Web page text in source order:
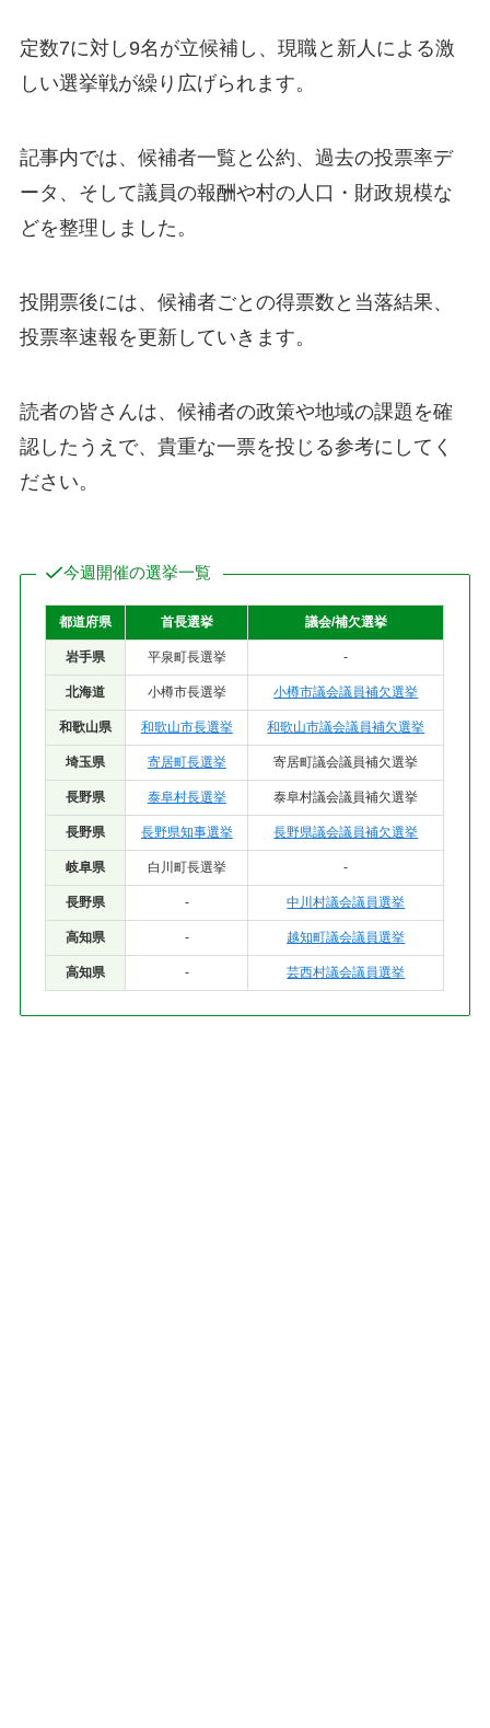
定数7に対し9名が立候補し、現職と新人による激
しい選挙戦が繰り広げられます。
記事内では、候補者一覧と公約、過去の投票率デ
ータ、そして議員の報酬や村の人口・財政規模な
どを整理しました。
投開票後には、候補者ごとの得票数と当落結果、
投票率速報を更新していきます。
読者の皆さんは、候補者の政策や地域の課題を確
認したうえで、貴重な一票を投じる参考にしてく
ださい。
今週開催の選挙一覧
都道府県 首長選挙 議会/補欠選挙
岩手県 平泉町長選挙 -
北海道 小樽市長選挙 小樽市議会議員補欠選挙
和歌山県 和歌山市長選挙 和歌山市議会議員補欠選挙
埼玉県 寄居町長選挙 寄居町議会議員補欠選挙
長野県 泰阜村長選挙 泰阜村議会議員補欠選挙
長野県 長野県知事選挙 長野県議会議員補欠選挙
岐阜県 白川町長選挙 -
長野県 - 中川村議会議員選挙
高知県 - 越知町議会議員選挙
高知県 - 芸西村議会議員選挙